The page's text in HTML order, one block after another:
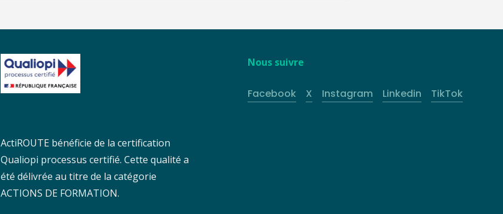
ActiROUTE bénéficie de la certification
Qualiopi processus certifié. Cette qualité a
été délivrée au titre de la catégorie
ACTIONS DE FORMATION.
Nous suivre
Facebook X Instagram Linkedin TikTok